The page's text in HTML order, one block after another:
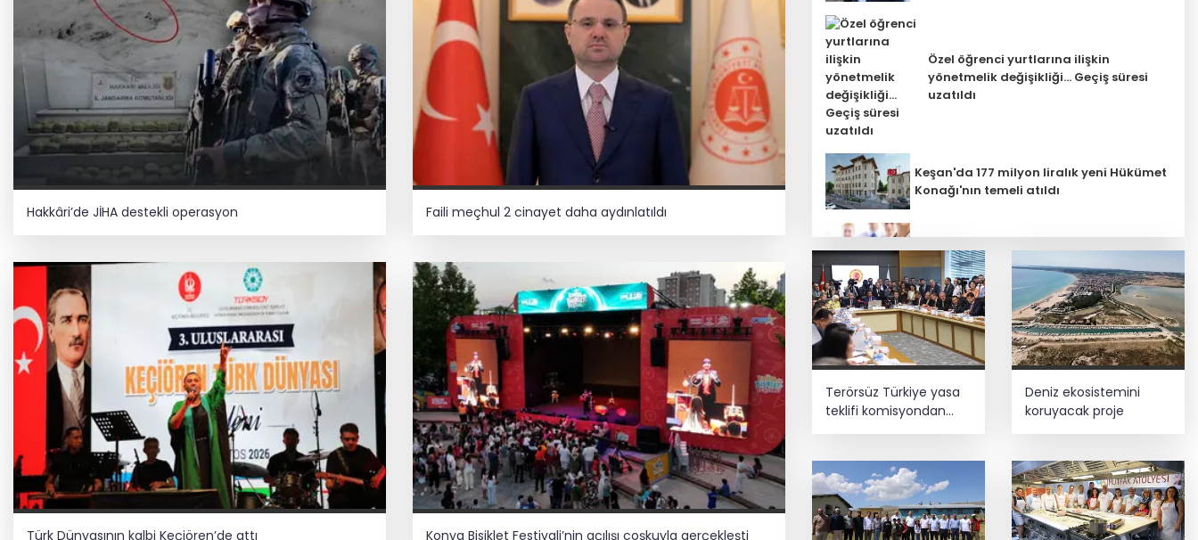
Hakkâri’de JİHA destekli operasyon Faili meçhul 2 cinayet daha aydınlatıldı
Türk Dünyasının kalbi Keçiören’de attı Konya Bisiklet Festivali’nin açılışı coşkuyla gerçekleşti
Özel öğrenci yurtlarına ilişkin
yönetmelik değişikliği... Geçiş süresi
uzatıldı
Keşan'da 177 milyon liralık yeni Hükümet
Konağı'nın temeli atıldı
Sağlık çalışanlarından ücret ve
emeklilik reformu çağrısı
Depremde hasar görmüştü... Malatya
Arkeoloji Müzesi yenilendi
zeka eğitimi
Türkiye'yi temsil edecek
HAYAT 112 Acil 800 bin indirmeyi aştı
Terörsüz Türkiye yasa
teklifi komisyondan
Deniz ekosistemini
koruyacak proje